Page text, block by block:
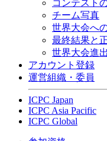
コンテスト
チーム写真
世界大会へ
最終結果と
世界大会進
アカウント登録
運営組織・委員
ICPC Japan
ICPC Asia Pacific
ICPC Global